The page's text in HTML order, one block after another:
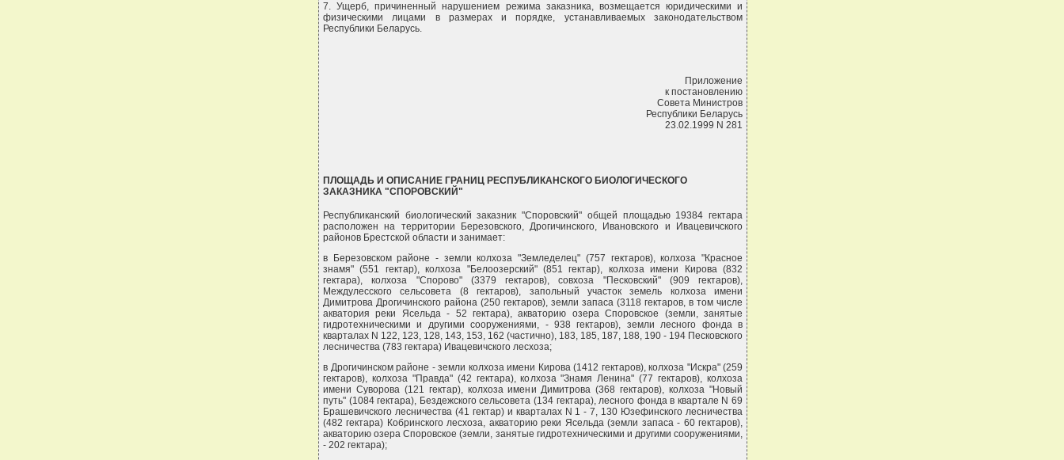
7. Ущерб, причиненный нарушением режима заказника, возмещается юридическими и
физическими лицами в размерах и порядке, устанавливаемых законодательством
Республики Беларусь.
Приложение
к постановлению
Совета Министров
Республики Беларусь
23.02.1999 N 281
ПЛОЩАДЬ И ОПИСАНИЕ ГРАНИЦ РЕСПУБЛИКАНСКОГО БИОЛОГИЧЕСКОГО
ЗАКАЗНИКА "СПОРОВСКИЙ"
Республиканский биологический заказник "Споровский" общей площадью 19384 гектара
расположен на территории Березовского, Дрогичинского, Ивановского и Ивацевичского
районов Брестской области и занимает:
в Березовском районе - земли колхоза "Земледелец" (757 гектаров), колхоза "Красное
знамя" (551 гектар), колхоза "Белоозерский" (851 гектар), колхоза имени Кирова (832
гектара), колхоза "Спорово" (3379 гектаров), совхоза "Песковский" (909 гектаров),
Междулесского сельсовета (8 гектаров), запольный участок земель колхоза имени
Димитрова Дрогичинского района (250 гектаров), земли запаса (3118 гектаров, в том числе
акватория реки Ясельда - 52 гектара), акваторию озера Споровское (земли, занятые
гидротехническими и другими сооружениями, - 938 гектаров), земли лесного фонда в
кварталах N 122, 123, 128, 143, 153, 162 (частично), 183, 185, 187, 188, 190 - 194 Песковского
лесничества (783 гектара) Ивацевичского лесхоза;
в Дрогичинском районе - земли колхоза имени Кирова (1412 гектаров), колхоза "Искра" (259
гектаров), колхоза "Правда" (42 гектара), колхоза "Знамя Ленина" (77 гектаров), колхоза
имени Суворова (121 гектар), колхоза имени Димитрова (368 гектаров), колхоза "Новый
путь" (1084 гектара), Бездежского сельсовета (134 гектара), лесного фонда в квартале N 69
Брашевичского лесничества (41 гектар) и кварталах N 1 - 7, 130 Юзефинского лесничества
(482 гектара) Кобринского лесхоза, акваторию реки Ясельда (земли запаса - 60 гектаров),
акваторию озера Споровское (земли, занятые гидротехническими и другими сооружениями,
- 202 гектара);